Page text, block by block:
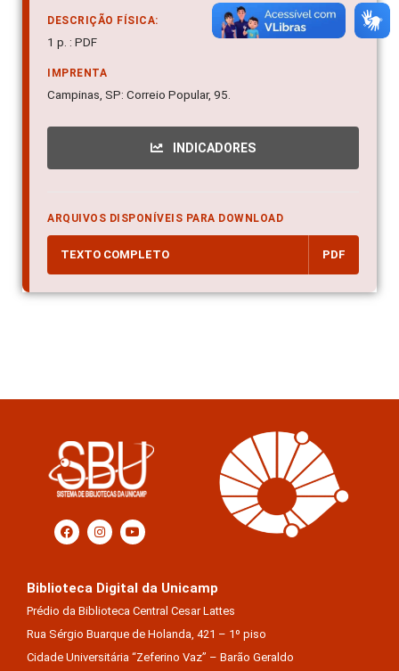
DESCRIÇÃO FÍSICA:
1 p. : PDF
IMPRENTA
Campinas, SP: Correio Popular, 95.
INDICADORES
ARQUIVOS DISPONÍVEIS PARA DOWNLOAD
TEXTO COMPLETO PDF
Biblioteca Digital da Unicamp
Prédio da Biblioteca Central Cesar Lattes
Rua Sérgio Buarque de Holanda, 421 – 1º piso
Cidade Universitária “Zeferino Vaz” – Barão Geraldo